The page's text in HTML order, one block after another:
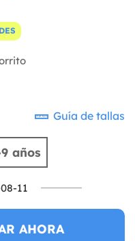
Guía de tallas
años
11
AHORA